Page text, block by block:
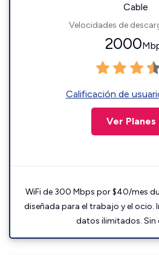
Cable
Velocidades de
2000
Calificación de
Ver Planes
WiFi de 300 Mbps por $40/mes
diseñada para el trabajo y el ocio.
datos ilimitados.